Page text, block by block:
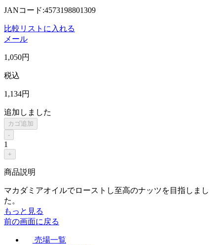
JANコード:4573198801309
比較リストに入れる
メール
1,050円
税込
1,134円
追加しました
カゴ追加
-
1
+
商品説明
マカダミアオイルでローストし至高のナッツを目指しまし
た。
もっと見る
前の画面に戻る
売場一覧